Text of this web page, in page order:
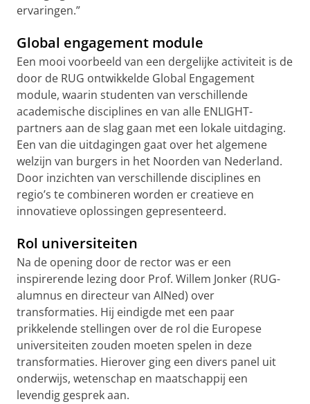
ervaringen.”
Global engagement module
Een mooi voorbeeld van een dergelijke activiteit is de
door de RUG ontwikkelde Global Engagement
module, waarin studenten van verschillende
academische disciplines en van alle ENLIGHT-
partners aan de slag gaan met een lokale uitdaging.
Een van die uitdagingen gaat over het algemene
welzijn van burgers in het Noorden van Nederland.
Door inzichten van verschillende disciplines en
regio’s te combineren worden er creatieve en
innovatieve oplossingen gepresenteerd.
Rol universiteiten
Na de opening door de rector was er een
inspirerende lezing door Prof. Willem Jonker (RUG-
alumnus en directeur van AINed) over
transformaties. Hij eindigde met een paar
prikkelende stellingen over de rol die Europese
universiteiten zouden moeten spelen in deze
transformaties. Hierover ging een divers panel uit
onderwijs, wetenschap en maatschappij een
levendig gesprek aan.